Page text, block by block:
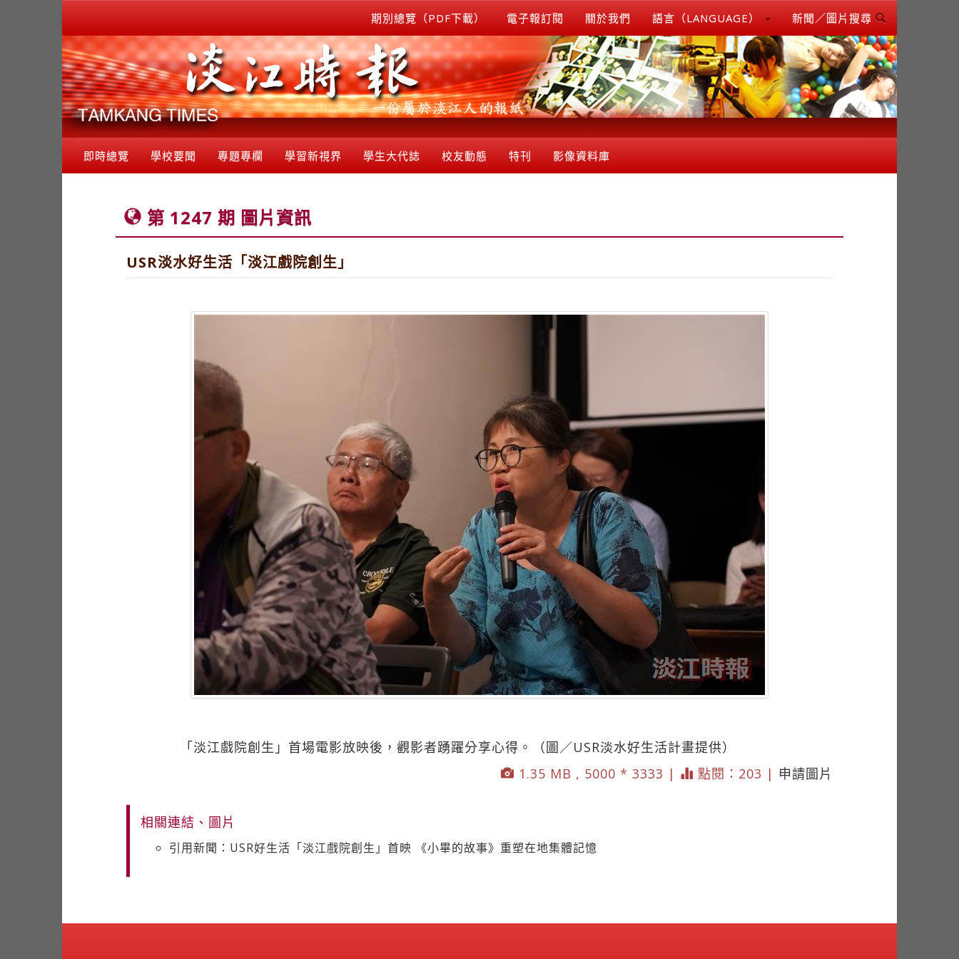
期別總覽（PDF下載） 電子報訂閱 關於我們 語言（LANGUAGE） 新聞／圖片搜尋
即時總覽 學校要聞 專題專欄 學習新視界 學生大代誌 校友動態 特刊 影像資料庫
第 1247 期 圖片資訊
USR淡水好生活「淡江戲院創生」
「淡江戲院創生」首場電影放映後，觀影者踴躍分享心得。（圖／USR淡水好生活計畫提供）
1.35 MB , 5000 * 3333 |
點閱：203 | 申請圖片
相關連結、圖片
引用新聞：USR好生活「淡江戲院創生」首映 《小畢的故事》重塑在地集體記憶